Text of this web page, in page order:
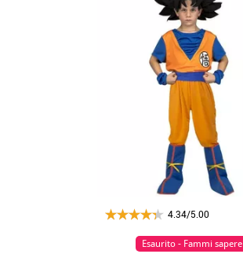
4.34/5.00
Esaurito - Fammi sapere